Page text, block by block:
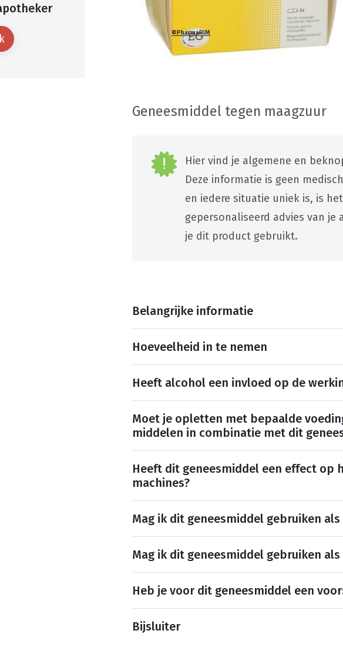
©PharmaPIM
Geneesmiddel tegen maagzuur
Hier vind je algemene en
Deze informatie is geen
en iedere situatie uniek is, is
gepersonaliseerd advies van
je dit product gebruikt.
Belangrijke informatie
Hoeveelheid in te nemen
Heeft alcohol een invloed op de
Moet je opletten met bepaalde
middelen in combinatie met dit
Heeft dit geneesmiddel een effect op
machines?
Mag ik dit geneesmiddel gebruiken
Mag ik dit geneesmiddel gebruiken
Heb je voor dit geneesmiddel een
Bijsluiter